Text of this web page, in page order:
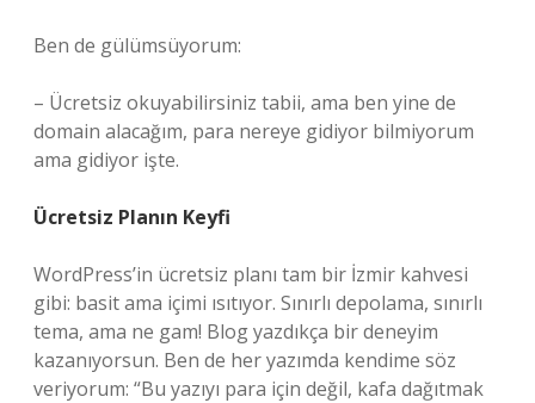
Ben de gülümsüyorum:
– Ücretsiz okuyabilirsiniz tabii, ama ben yine de
domain alacağım, para nereye gidiyor bilmiyorum
ama gidiyor işte.
Ücretsiz Planın Keyfi
WordPress’in ücretsiz planı tam bir İzmir kahvesi
gibi: basit ama içimi ısıtıyor. Sınırlı depolama, sınırlı
tema, ama ne gam! Blog yazdıkça bir deneyim
kazanıyorsun. Ben de her yazımda kendime söz
veriyorum: “Bu yazıyı para için değil, kafa dağıtmak